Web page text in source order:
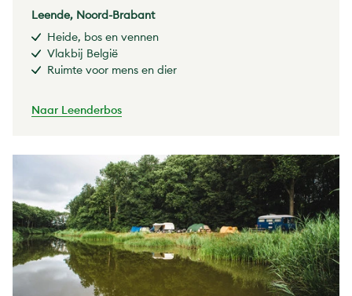
Leende, Noord-Brabant
Heide, bos en vennen
Vlakbij België
Ruimte voor mens en dier
Naar Leenderbos